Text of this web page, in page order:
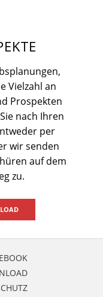
Vielzahl an
Prospekten
nach Ihren
per
wir senden
auf dem
zu.